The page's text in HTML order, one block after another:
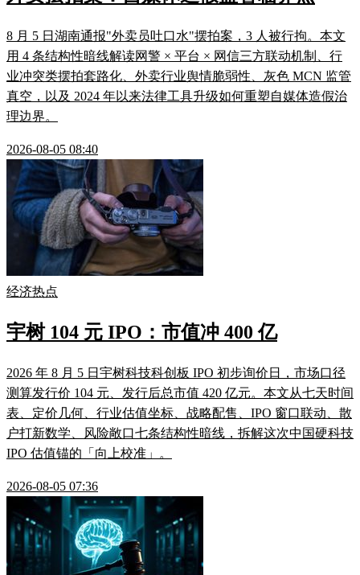
8 月 5 日湖南通报"外卖员吐口水"摆拍案，3 人被行拘。本文
用 4 条结构性暗线解读网警 × 平台 × 网信三方联动机制、行
业冲突类摆拍套路化、外卖行业舆情脆弱性、灰色 MCN 监管
真空，以及 2024 年以来法律工具升级如何重塑自媒体造假治
理边界。
2026-08-05 08:40
经济热点
宇树 104 元 IPO：市值冲 400 亿
2026 年 8 月 5 日宇树科技科创板 IPO 初步询价日，市场口径
测算发行价 104 元、发行后总市值 420 亿元。本文从七天时间
表、定价几何、行业估值坐标、战略配售、IPO 窗口联动、散
户打新数学、风险敞口七条结构性暗线，拆解这次中国硬科技
IPO 估值锚的「向上校准」。
2026-08-05 07:36